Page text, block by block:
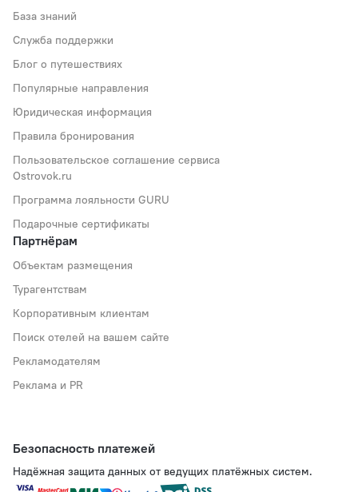
База знаний
Служба поддержки
Блог о путешествиях
Популярные направления
Юридическая информация
Правила бронирования
Пользовательское соглашение сервиса
Ostrovok.ru
Программа лояльности GURU
Подарочные сертификаты
Партнёрам
Объектам размещения
Турагентствам
Корпоративным клиентам
Поиск отелей на вашем сайте
Рекламодателям
Реклама и PR
Безопасность платежей
Надёжная защита данных от ведущих платёжных систем.